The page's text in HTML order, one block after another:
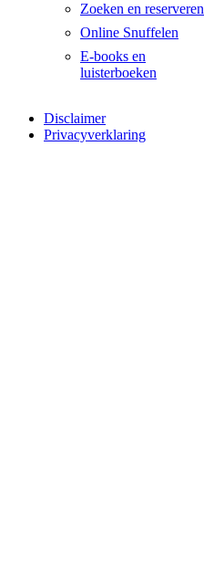
Zoeken en reserveren
Online Snuffelen
E-books en
luisterboeken
Disclaimer
Privacyverklaring